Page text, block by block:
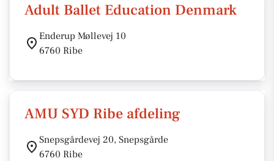
Adult Ballet Education Denmark
Enderup Møllevej 10
6760 Ribe
AMU SYD Ribe afdeling
Snepsgårdevej 20, Snepsgårde
6760 Ribe